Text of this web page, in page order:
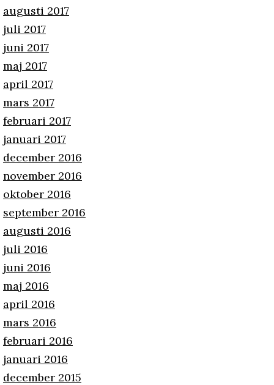
augusti 2017
juli 2017
juni 2017
maj 2017
april 2017
mars 2017
februari 2017
januari 2017
december 2016
november 2016
oktober 2016
september 2016
augusti 2016
juli 2016
juni 2016
maj 2016
april 2016
mars 2016
februari 2016
januari 2016
december 2015